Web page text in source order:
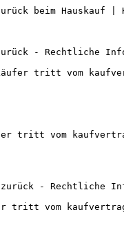
beim Hauskauf |
- Rechtliche
tritt vom
tritt vom
- Rechtliche
vom